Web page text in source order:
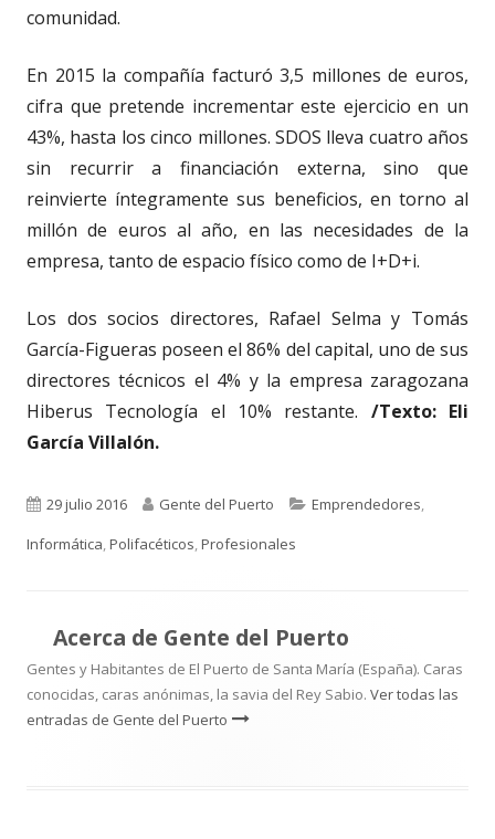
comunidad.
En 2015 la compañía facturó 3,5 millones de euros,
cifra que pretende incrementar este ejercicio en un
43%, hasta los cinco millones. SDOS lleva cuatro años
sin recurrir a financiación externa, sino que
reinvierte íntegramente sus beneficios, en torno al
millón de euros al año, en las necesidades de la
empresa, tanto de espacio físico como de I+D+i.
Los dos socios directores, Rafael Selma y Tomás
García-Figueras poseen el 86% del capital, uno de sus
directores técnicos el 4% y la empresa zaragozana
Hiberus Tecnología el 10% restante. /Texto: Eli
García Villalón.
Publicado
el
29 julio 2016 Autor
Gente del Puerto Categorías
Emprendedores,
Informática,Polifacéticos,Profesionales
Acerca de Gente del Puerto
Gentes y Habitantes de El Puerto de Santa María (España). Caras
conocidas, caras anónimas, la savia del Rey Sabio. Ver todas las
entradas de Gente del Puerto